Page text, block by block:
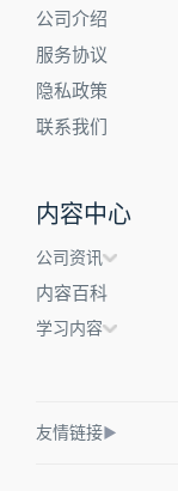
公司介绍
服务协议
隐私政策
联系我们
内容中心
公司资讯
内容百科
学习内容
友情链接▶